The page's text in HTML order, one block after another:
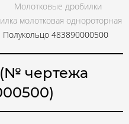
Молотковые дробилки
молотковая однороторная
Полукольцо 483890000500
чертежа